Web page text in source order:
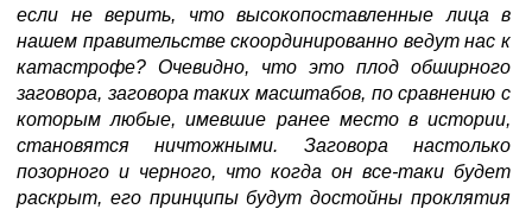
если не верить, что высокопоставленные лица в
нашем правительстве скоординированно ведут нас к
катастрофе? Очевидно, что это плод обширного
заговора, заговора таких масштабов, по сравнению с
которым любые, имевшие ранее место в истории,
становятся ничтожными. Заговора настолько
позорного и черного, что когда он все-таки будет
раскрыт, его принципы будут достойны проклятия